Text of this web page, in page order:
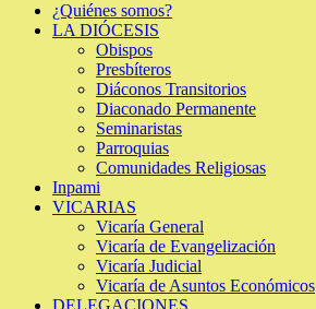
¿Quiénes somos?
LA DIÓCESIS
Obispos
Presbíteros
Diáconos Transitorios
Diaconado Permanente
Seminaristas
Parroquias
Comunidades Religiosas
Inpami
VICARIAS
Vicaría General
Vicaría de Evangelización
Vicaría Judicial
Vicaría de Asuntos Económicos
DELEGACIONES